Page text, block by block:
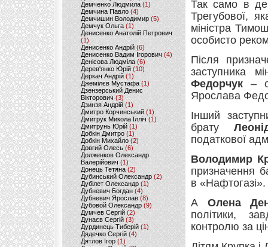
Демченко Людмила (1)
Демчина Павло (4)
Демчишин Володимир (5)
Демчук Ольга(1)
Денисенко Анатолій Петрович
(1)
Денисенко Андрій (6)
Денисенко Вадим Ігорович (4)
Денісова Людміла(6)
Дерев'янко Юрій(10)
Деркач Андрій(1)
Джемілєв Мустафа (1)
Дзензерський Денис
Вікторович (3)
Дзинзя Андрій (1)
Дмитро Корчинський (1)
Дмитрук Микола Ілліч (1)
Дмитрунь Юрій (1)
Добкін Дмитро(1)
Добкін Михайло (2)
Довгий Олесь (6)
Долженков Олександр
Валерійович (1)
Донець Тетяна (2)
Дубинський Олександр(2)
Дубілет Олександр (1)
Дубневич Богдан (4)
Дубневич Ярослав (8)
Дубовой Олександр(9)
Думчев Сергій (2)
Дунаєв Сергій(3)
Дурдинець Тиберій (1)
Дядечко Сергій (4)
Дятлов Ігор (1)
Так само в
Трегубової,
міністра
особисто
Після
заступника
Федорчук –
Ярослава
Інший
брату
податкової
Володимир
призначення
в «Нафтогазі».
А Олена
політики,
контролю за